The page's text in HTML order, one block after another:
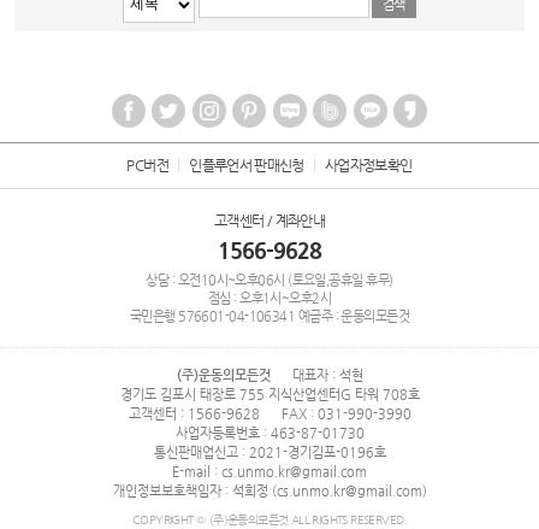
PC버전 인플루언서 판매신청 사업자정보확인
고객센터 / 계좌안내
1566-9628
상담 : 오전10시~오후06시 (토요일,공휴일 휴무)
점심 : 오후1시~오후2시
국민은행 576601-04-106341 예금주 : 운동의모든것
(주)운동의모든것
대표자 : 석현
경기도 김포시 태장로 755 지식산업센터G 타워 708호
고객센터 : 1566-9628
FAX : 031-990-3990
사업자등록번호 : 463-87-01730
통신판매업신고 : 2021-경기김포-0196호
E-mail : cs.unmo.kr@gmail.com
개인정보보호책임자 : 석희정 (cs.unmo.kr@gmail.com)
COPYRIGHT © (주)운동의모든것 ALL RIGHTS RESERVED.